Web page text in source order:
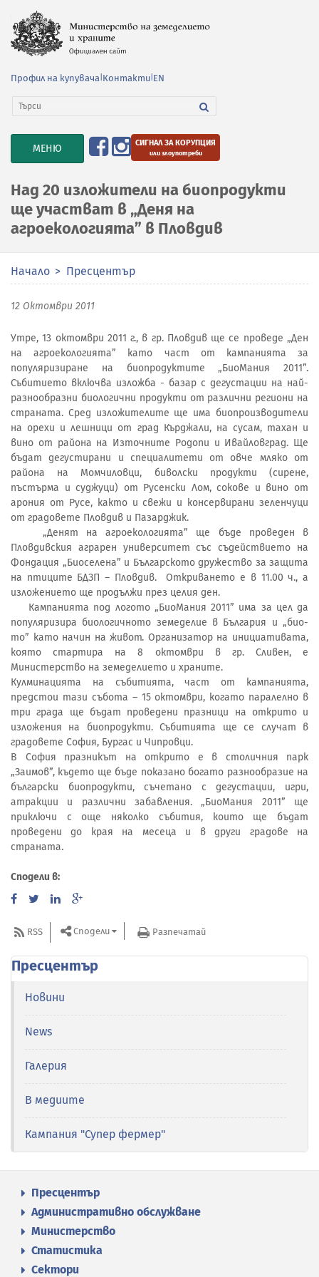
Профил на купувача Контакти EN
TOGGLE
NAVIGATION
МЕНЮ СИГНАЛ ЗА КОРУПЦИЯ
или злоупотреби
Над 20 изложители на биопродукти
ще участват в „Деня на
агроекологията” в Пловдив
Начало Пресцентър
12 Октомври 2011
Утре, 13 октомври 2011 г., в гр. Пловдив ще се проведе „Ден
на агроекологията” като част от кампанията за
популяризиране на биопродуктите „БиоМания 2011”.
Събитието включва изложба - базар с дегустации на най-
разнообразни биологични продукти от различни региони на
страната. Сред изложителите ще има биопроизводители
на орехи и лешници от град Кърджали, на сусам, тахан и
вино от района на Източните Родопи и Ивайловград. Ще
бъдат дегустирани и специалитети от овче мляко от
района на Момчиловци, биволски продукти (сирене,
пъстърма и суджуци) от Русенски Лом, сокове и вино от
арония от Русе, както и свежи и консервирани зеленчуци
от градовете Пловдив и Пазарджик.
„Денят на агроекологията” ще бъде проведен в
Пловдивския аграрен университет със съдействието на
Фондация „Биоселена” и Българското дружество за защита
на птиците БДЗП – Пловдив. Откриването е в 11.00 ч., а
изложението ще продължи през целия ден.
Кампанията под логото „БиоМания 2011” има за цел да
популяризира биологичното земеделие в България и „био-
то” като начин на живот. Организатор на инициативата,
която стартира на 8 октомври в гр. Сливен, е
Министерство на земеделието и храните.
Кулминацията на събитията, част от кампанията,
предстои тази събота – 15 октомври, когато паралелно в
три града ще бъдат проведени празници на открито и
изложения на биопродукти. Събитията ще се случат в
градовете София, Бургас и Чипровци.
В София празникът на открито е в столичния парк
„Заимов”, където ще бъде показано богато разнообразие на
български биопродукти, съчетано с дегустации, игри,
атракции и различни забавления. „БиоМания 2011” ще
приключи с още няколко събития, които ще бъдат
проведени до края на месеца и в други градове на
страната.
Сподели в:
RSS Сподели Разпечатай
Пресцентър
Новини
News
Галерия
В медиите
Кампания "Супер фермер"
Пресцентър
Административно обслужване
Министерство
Статистика
Сектори